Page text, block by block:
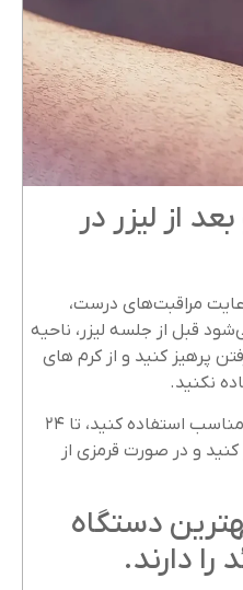
از لیزر در
مراقبت‌های درست،
قبل از جلسه لیزر، ناحیه
پرهیز کنید و از کرم‌ های
نکنید.
پس از لیزر هم از کرم ضد آفتاب مناسب استفاده کنید، تا ۲۴
و در صورت قرمزی از
دستگاه
را دارند.